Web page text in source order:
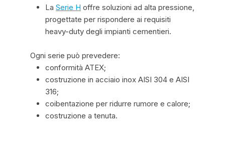
La Serie H offre soluzioni ad alta pressione,
progettate per rispondere ai requisiti
heavy-duty degli impianti cementieri.
Ogni serie può prevedere:
conformità ATEX;
costruzione in acciaio inox AISI 304 e AISI
316;
coibentazione per ridurre rumore e calore;
costruzione a tenuta.